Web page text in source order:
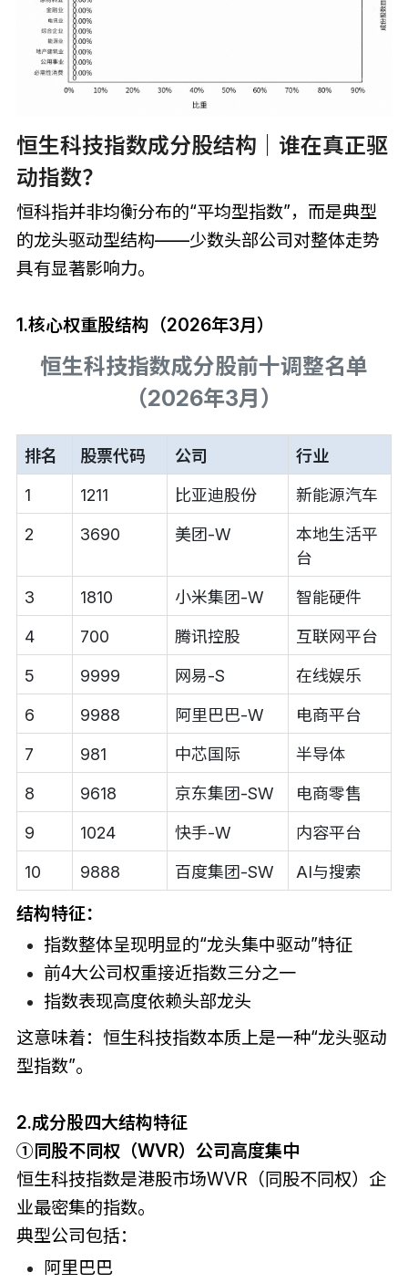
恒生科技指数成分股结构｜谁在真正驱
动指数？
恒科指并非均衡分布的“平均型指数”，而是典型
的龙头驱动型结构——少数头部公司对整体走势
具有显著影响力。
1.核心权重股结构 （2026年3月）
恒生科技指数成分股前十调整名单
（2026年3月）
排名 股票代码 公司 行业
1 1211 比亚迪股份 新能源汽车
2 3690 美团-W
本地生活平
台
3 1810 小米集团-W 智能硬件
4 700 腾讯控股 互联网平台
5 9999 网易-S 在线娱乐
6 9988 阿里巴巴-W 电商平台
7 981 中芯国际 半导体
8 9618 京东集团-SW 电商零售
9 1024 快手-W 内容平台
10 9888 百度集团-SW AI与搜索
结构特征：
指数整体呈现明显的“龙头集中驱动”特征
前4大公司权重接近指数三分之一
指数表现高度依赖头部龙头
这意味着：恒生科技指数本质上是一种“龙头驱动
型指数”。
2.成分股四大结构特征
①同股不同权（WVR）公司高度集中
恒生科技指数是港股市场WVR（同股不同权）企
业最密集的指数。
典型公司包括：
阿里巴巴